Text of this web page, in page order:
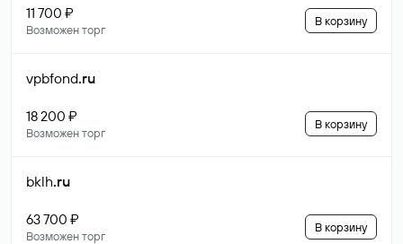
11 700 ₽
Возможен торг
В корзину
vpbfond.ru
18 200 ₽
Возможен торг
В корзину
bklh.ru
63 700 ₽
Возможен торг
В корзину